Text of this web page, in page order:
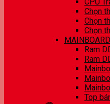
Chọn
Chọn
Chọn
Ram
Ram
Top